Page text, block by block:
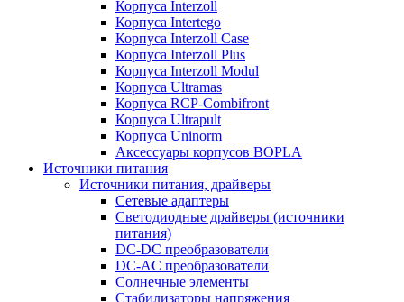
Корпуса Interzoll
Корпуса Intertego
Корпуса Interzoll Case
Корпуса Interzoll Plus
Корпуса Interzoll Modul
Корпуса Ultramas
Корпуса RCP-Combifront
Корпуса Ultrapult
Корпуса Uninorm
Аксессуары корпусов BOPLA
Источники питания
Источники питания, драйверы
Сетевые адаптеры
Светодиодные драйверы (источники
питания)
DC-DC преобразователи
DC-AC преобразователи
Солнечные элементы
Стабилизаторы напряжения